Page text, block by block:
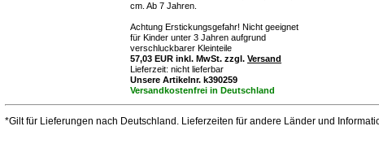
cm. Ab 7 Jahren.
Achtung Erstickungsgefahr! Nicht geeignet
für Kinder unter 3 Jahren aufgrund
verschluckbarer Kleinteile
57,03 EUR inkl. MwSt. zzgl. Versand
Lieferzeit: nicht lieferbar
Unsere Artikelnr. k390259
Versandkostenfrei in Deutschland
*Gilt für Lieferungen nach Deutschland. Lieferzeiten für andere Länder und